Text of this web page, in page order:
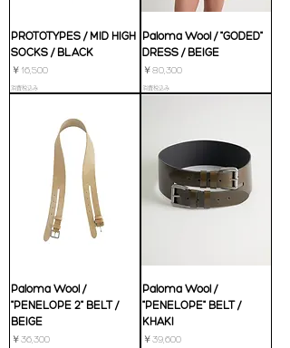
PROTOTYPES / MID HIGH
SOCKS / BLACK
価格
￥16,500
消費税込み
Paloma Wool / "GODED"
DRESS / BEIGE
価格
￥80,300
消費税込み
Paloma Wool /
"PENELOPE 2" BELT /
BEIGE
価格
￥36,300
Paloma Wool /
"PENELOPE" BELT /
KHAKI
価格
￥39,600